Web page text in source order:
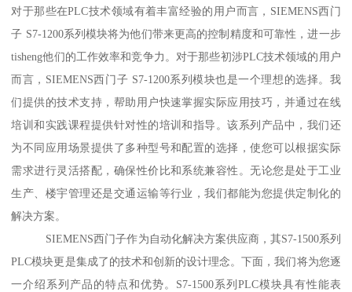
对于那些在PLC技术领域有着丰富经验的用户而言，SIEMENS西门
子 S7-1200系列模块将为他们带来更高的控制精度和可靠性，进一步
tisheng他们的工作效率和竞争力。对于那些初涉PLC技术领域的用户
而言，SIEMENS西门子 S7-1200系列模块也是一个理想的选择。我
们提供的技术支持，帮助用户快速掌握实际应用技巧，并通过在线
培训和实践课程提供针对性的培训和指导。该系列产品中，我们还
为不同应用场景提供了多种型号和配置的选择，使您可以根据实际
需求进行灵活搭配，确保性价比和系统兼容性。无论您是处于工业
生产、楼宇管理还是交通运输等行业，我们都能为您提供定制化的
解决方案。
SIEMENS西门子作为自动化解决方案供应商，其S7-1500系列
PLC模块更是集成了的技术和创新的设计理念。下面，我们将为您逐
一介绍系列产品的特点和优势。S7-1500系列PLC模块具有性能表